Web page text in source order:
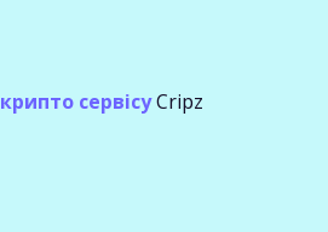
крипто сервісуCripz